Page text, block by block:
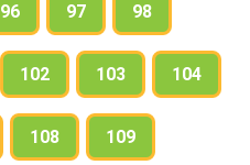
96 97 98
102 103 104
108 109